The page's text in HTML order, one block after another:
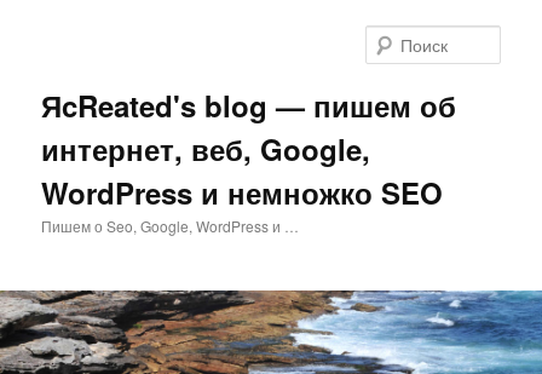
ЯcReated's blog — пишем об
интернет, веб, Google,
WordPress и немножко SEO
Пишем о Seo, Google, WordPress и …